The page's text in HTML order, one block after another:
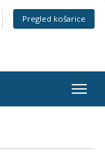
Pregled košarice